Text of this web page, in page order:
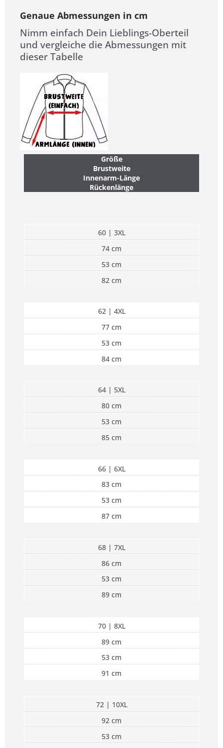
Genaue Abmessungen in cm
Nimm einfach Dein Lieblings-Oberteil
und vergleiche die Abmessungen mit
dieser Tabelle
Größe
Brustweite
Innenarm-Länge
Rückenlänge
60 | 3XL
74 cm
53 cm
82 cm
62 | 4XL
77 cm
53 cm
84 cm
64 | 5XL
80 cm
53 cm
85 cm
66 | 6XL
83 cm
53 cm
87 cm
68 | 7XL
86 cm
53 cm
89 cm
70 | 8XL
89 cm
53 cm
91 cm
72 | 10XL
92 cm
53 cm